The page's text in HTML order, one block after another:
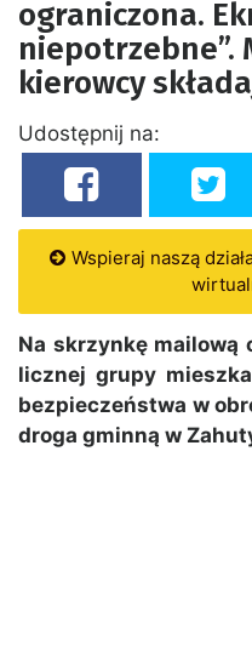
ograniczona.
niepotrzebne”.
kierowcy
Udostępnij na:
Wspieraj naszą
Na skrzynkę mailową
licznej grupy
bezpieczeństwa w
droga gminną w